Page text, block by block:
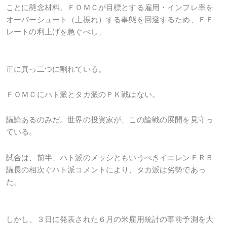
ことに懸念材料。ＦＯＭＣが目標とする雇用・インフレ率を
オーバーシュート（上振れ）する事態を回避するため、ＦＦ
レートの利上げを急ぐべし」
正に真っ二つに割れている。
ＦＯＭＣにハト派とタカ派のＰＫ戦はない。
議論あるのみだ。世界の投資家が、この論戦の展開を見守っ
ている。
試合は、前半、ハト派のメッシともいうべきイエレンＦＲＢ
議長の相次ぐハト派コメントにより、タカ派は劣勢であっ
た。
しかし、３日に発表された６月の米雇用統計の事前予測を大